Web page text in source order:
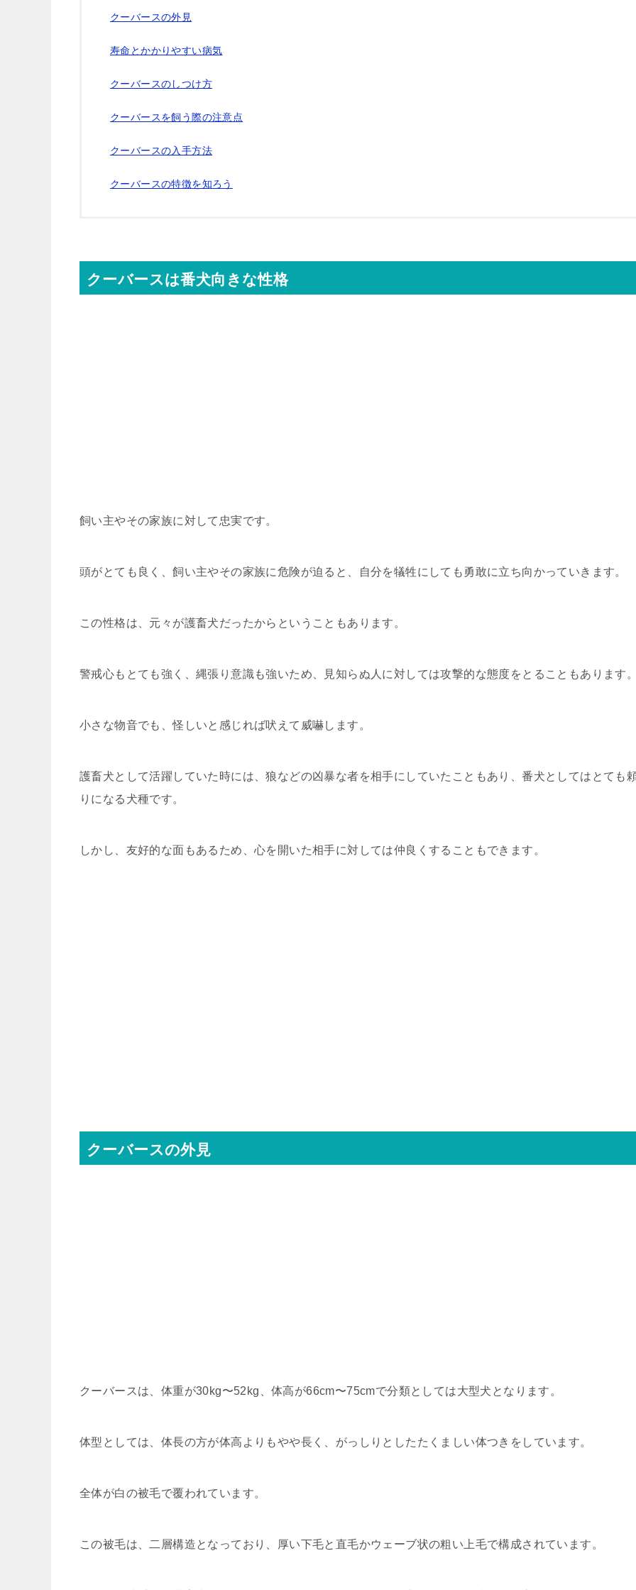
クーバースの外見
寿命とかかりやすい病気
クーバースのしつけ方
クーバースを飼う際の注意点
クーバースの入手方法
クーバースの特徴を知ろう
クーバースは番犬向きな性格
飼い主やその家族に対して忠実です。
頭がとても良く、飼い主やその家族に危険が迫ると、自分を犠牲にしても勇敢に立ち向かっていきます。
この性格は、元々が護畜犬だったからということもあります。
警戒心もとても強く、縄張り意識も強いため、見知らぬ人に対しては攻撃的な態度をとることもあります
小さな物音でも、怪しいと感じれば吠えて威嚇します。
護畜犬として活躍していた時には、狼などの凶暴な者を相手にしていたこともあり、番犬としてはとても
りになる犬種です。
しかし、友好的な面もあるため、心を開いた相手に対しては仲良くすることもできます。
クーバースの外見
クーバースは、体重が30kg〜52kg、体高が66cm〜75cmで分類としては大型犬となります。
体型としては、体長の方が体高よりもやや長く、がっしりとしたたくましい体つきをしています。
全体が白の被毛で覆われています。
この被毛は、二層構造となっており、厚い下毛と直毛かウェーブ状の粗い上毛で構成されています。